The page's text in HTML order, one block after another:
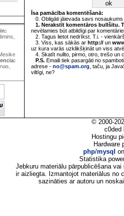
Īsa pamācība komentēšanā:
0. Obligāti jāievada savs
1. Nerakstīt komentāros bullšitu.
nevēlamies būt atbildīgi par
2. Tagus lietot nedrīkst. T.i. -
3. Viss, kas sākās ar http:// un
uz kura varās uzklikšķināt un viss
4. Skatīt nullto, pirmo, otro, trešo un
P.S. Emaili tiek pasargāti no
adrese - no@spam.org , taču, ja
viltīgi, ne?
© 2000-
c0ded
Hostingu
Hardware
php/mysql on
Statistika
Jebkuru materiālu pārpublicēšana
ir aizliegta. Izmantojot materiālus no
sazināties ar autoru un